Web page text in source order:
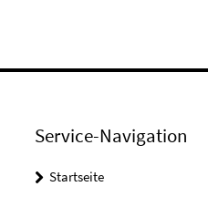
Service-Navigation
Startseite